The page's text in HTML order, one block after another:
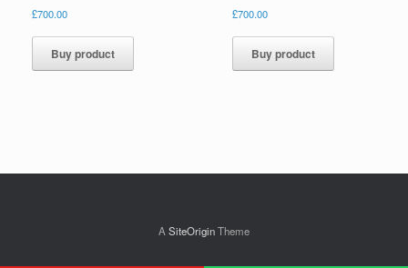
£700.00
Buy product
£700.00
Buy product
ASiteOriginTheme